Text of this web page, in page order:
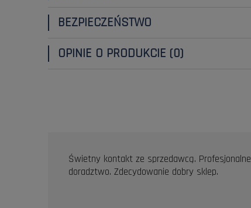
BEZPIECZEŃSTWO
OPINIE O PRODUKCIE (0)
Świetny kontakt ze sprzedawcą. Profesjonalne
doradztwo. Zdecydowanie dobry sklep.